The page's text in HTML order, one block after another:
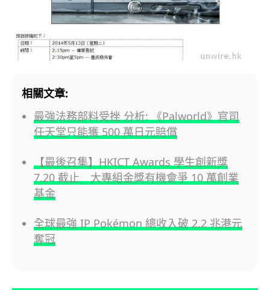
相關文章:
最強法務部料受挫 分析: 《Palworld》官司
任天堂只能獲 500 萬日元賠償
【最後召集】HKICT Awards 學生創新獎
7.20 截止 大專組金獎有機會爭 10 萬創業
基金
全球最強 IP Pokémon 總收入破 2.2 兆港元
奪冠